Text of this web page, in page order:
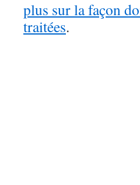
plus sur la façon
traitées.